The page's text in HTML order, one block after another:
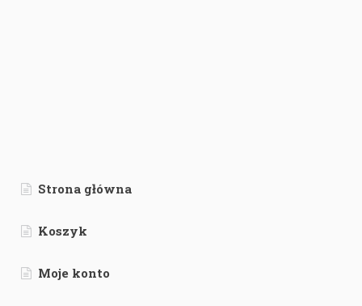
Strona główna
Koszyk
Moje konto